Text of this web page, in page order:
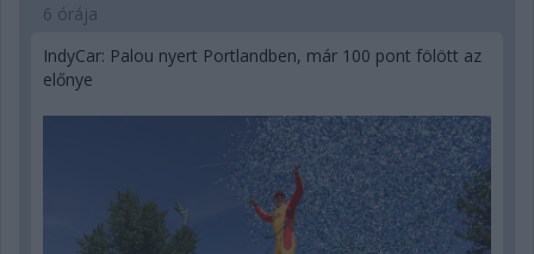
6 órája
IndyCar: Palou nyert Portlandben, már 100 pont fölött az
előnye